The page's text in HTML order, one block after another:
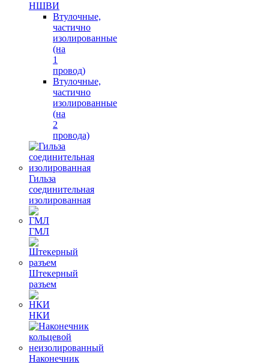
НШВИ
Втулочные,
частично
изолированные
(на
1
провод)
Втулочные,
частично
изолированные
(на
2
провода)
Гильза
соединительная
изолированная
ГМЛ
Штекерный
разъем
НКИ
Наконечник